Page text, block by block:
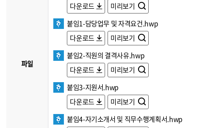
파일
다운로드
미리보기
붙임1-담당업무 및 자격요건.hwp
다운로드
미리보기
붙임2-직원의 결격사유.hwp
다운로드
미리보기
붙임3-지원서.hwp
다운로드
미리보기
붙임4-자기소개서 및 직무수행계획서.hwp